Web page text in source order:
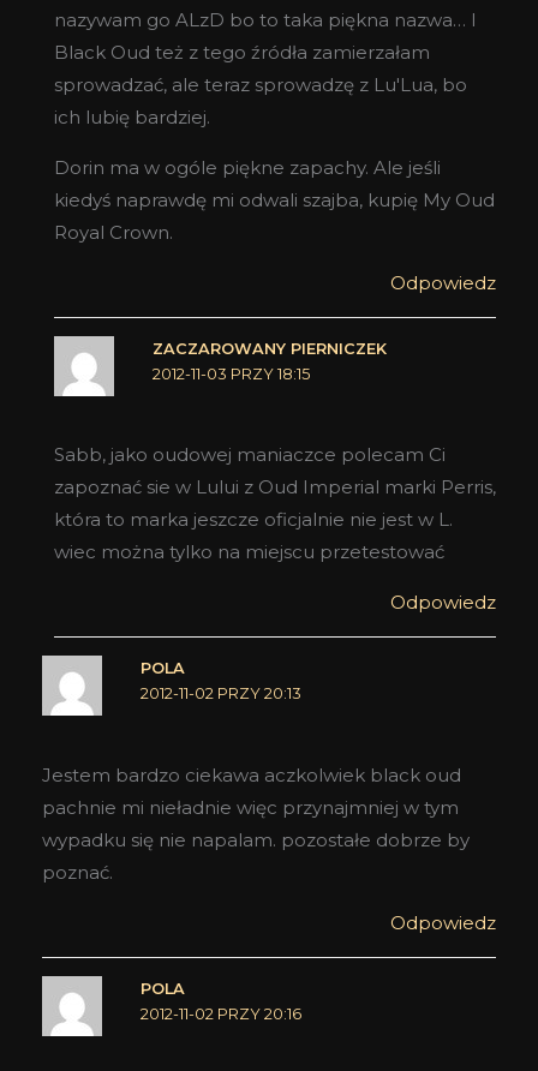
nazywam go ALzD bo to taka piękna nazwa… I
Black Oud też z tego źródła zamierzałam
sprowadzać, ale teraz sprowadzę z Lu'Lua, bo
ich lubię bardziej.
Dorin ma w ogóle piękne zapachy. Ale jeśli
kiedyś naprawdę mi odwali szajba, kupię My Oud
Royal Crown.
Odpowiedz
ZACZAROWANY PIERNICZEK
2012-11-03 PRZY 18:15
Sabb, jako oudowej maniaczce polecam Ci
zapoznać sie w Lului z Oud Imperial marki Perris,
która to marka jeszcze oficjalnie nie jest w L.
wiec można tylko na miejscu przetestować
Odpowiedz
POLA
2012-11-02 PRZY 20:13
Jestem bardzo ciekawa aczkolwiek black oud
pachnie mi nieładnie więc przynajmniej w tym
wypadku się nie napalam. pozostałe dobrze by
poznać.
Odpowiedz
POLA
2012-11-02 PRZY 20:16